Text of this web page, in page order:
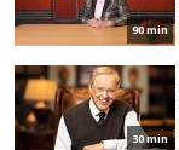
90 min
30 min